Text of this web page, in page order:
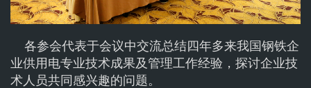
各参会代表于会议中交流总结四年多来我国钢铁企
业供用电专业技术成果及管理工作经验，探讨企业技
术人员共同感兴趣的问题。